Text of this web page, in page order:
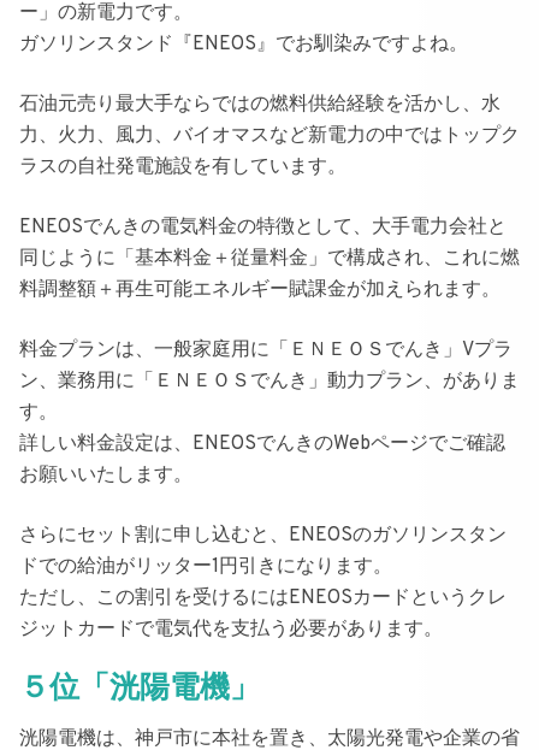
ー」の新電力です。
ガソリンスタンド『ENEOS』 でお馴染みですよね。
石油元売り最大手ならではの燃料供給経験を活かし、 水
力、火力、風力、バイオマスなど新電力の中ではトップク
ラスの自社発電施設を有しています。
ENEOSでんきの電気料金の特徴として、大手電力会社と
同じように「基本料金＋従量料金」で構成され、これに燃
料調整額＋再生可能エネルギー賦課金が加えられます。
料金プランは、一般家庭用に 「ＥＮＥＯＳでんき」Vプラ
ン、業務用に 「ＥＮＥＯＳでんき」動力プラン、がありま
す。
詳しい料金設定は、ENEOSでんきのWebページでご確認
お願いいたします。
さらにセット割に申し込むと、ENEOSのガソリンスタン
ドでの給油がリッター1円引きになります。
ただし、この割引を受けるにはENEOSカードというクレ
ジットカードで電気代を支払う必要があります。
５位「洸陽電機」
洸陽電機は、神戸市に本社を置き、太陽光発電や企業の省